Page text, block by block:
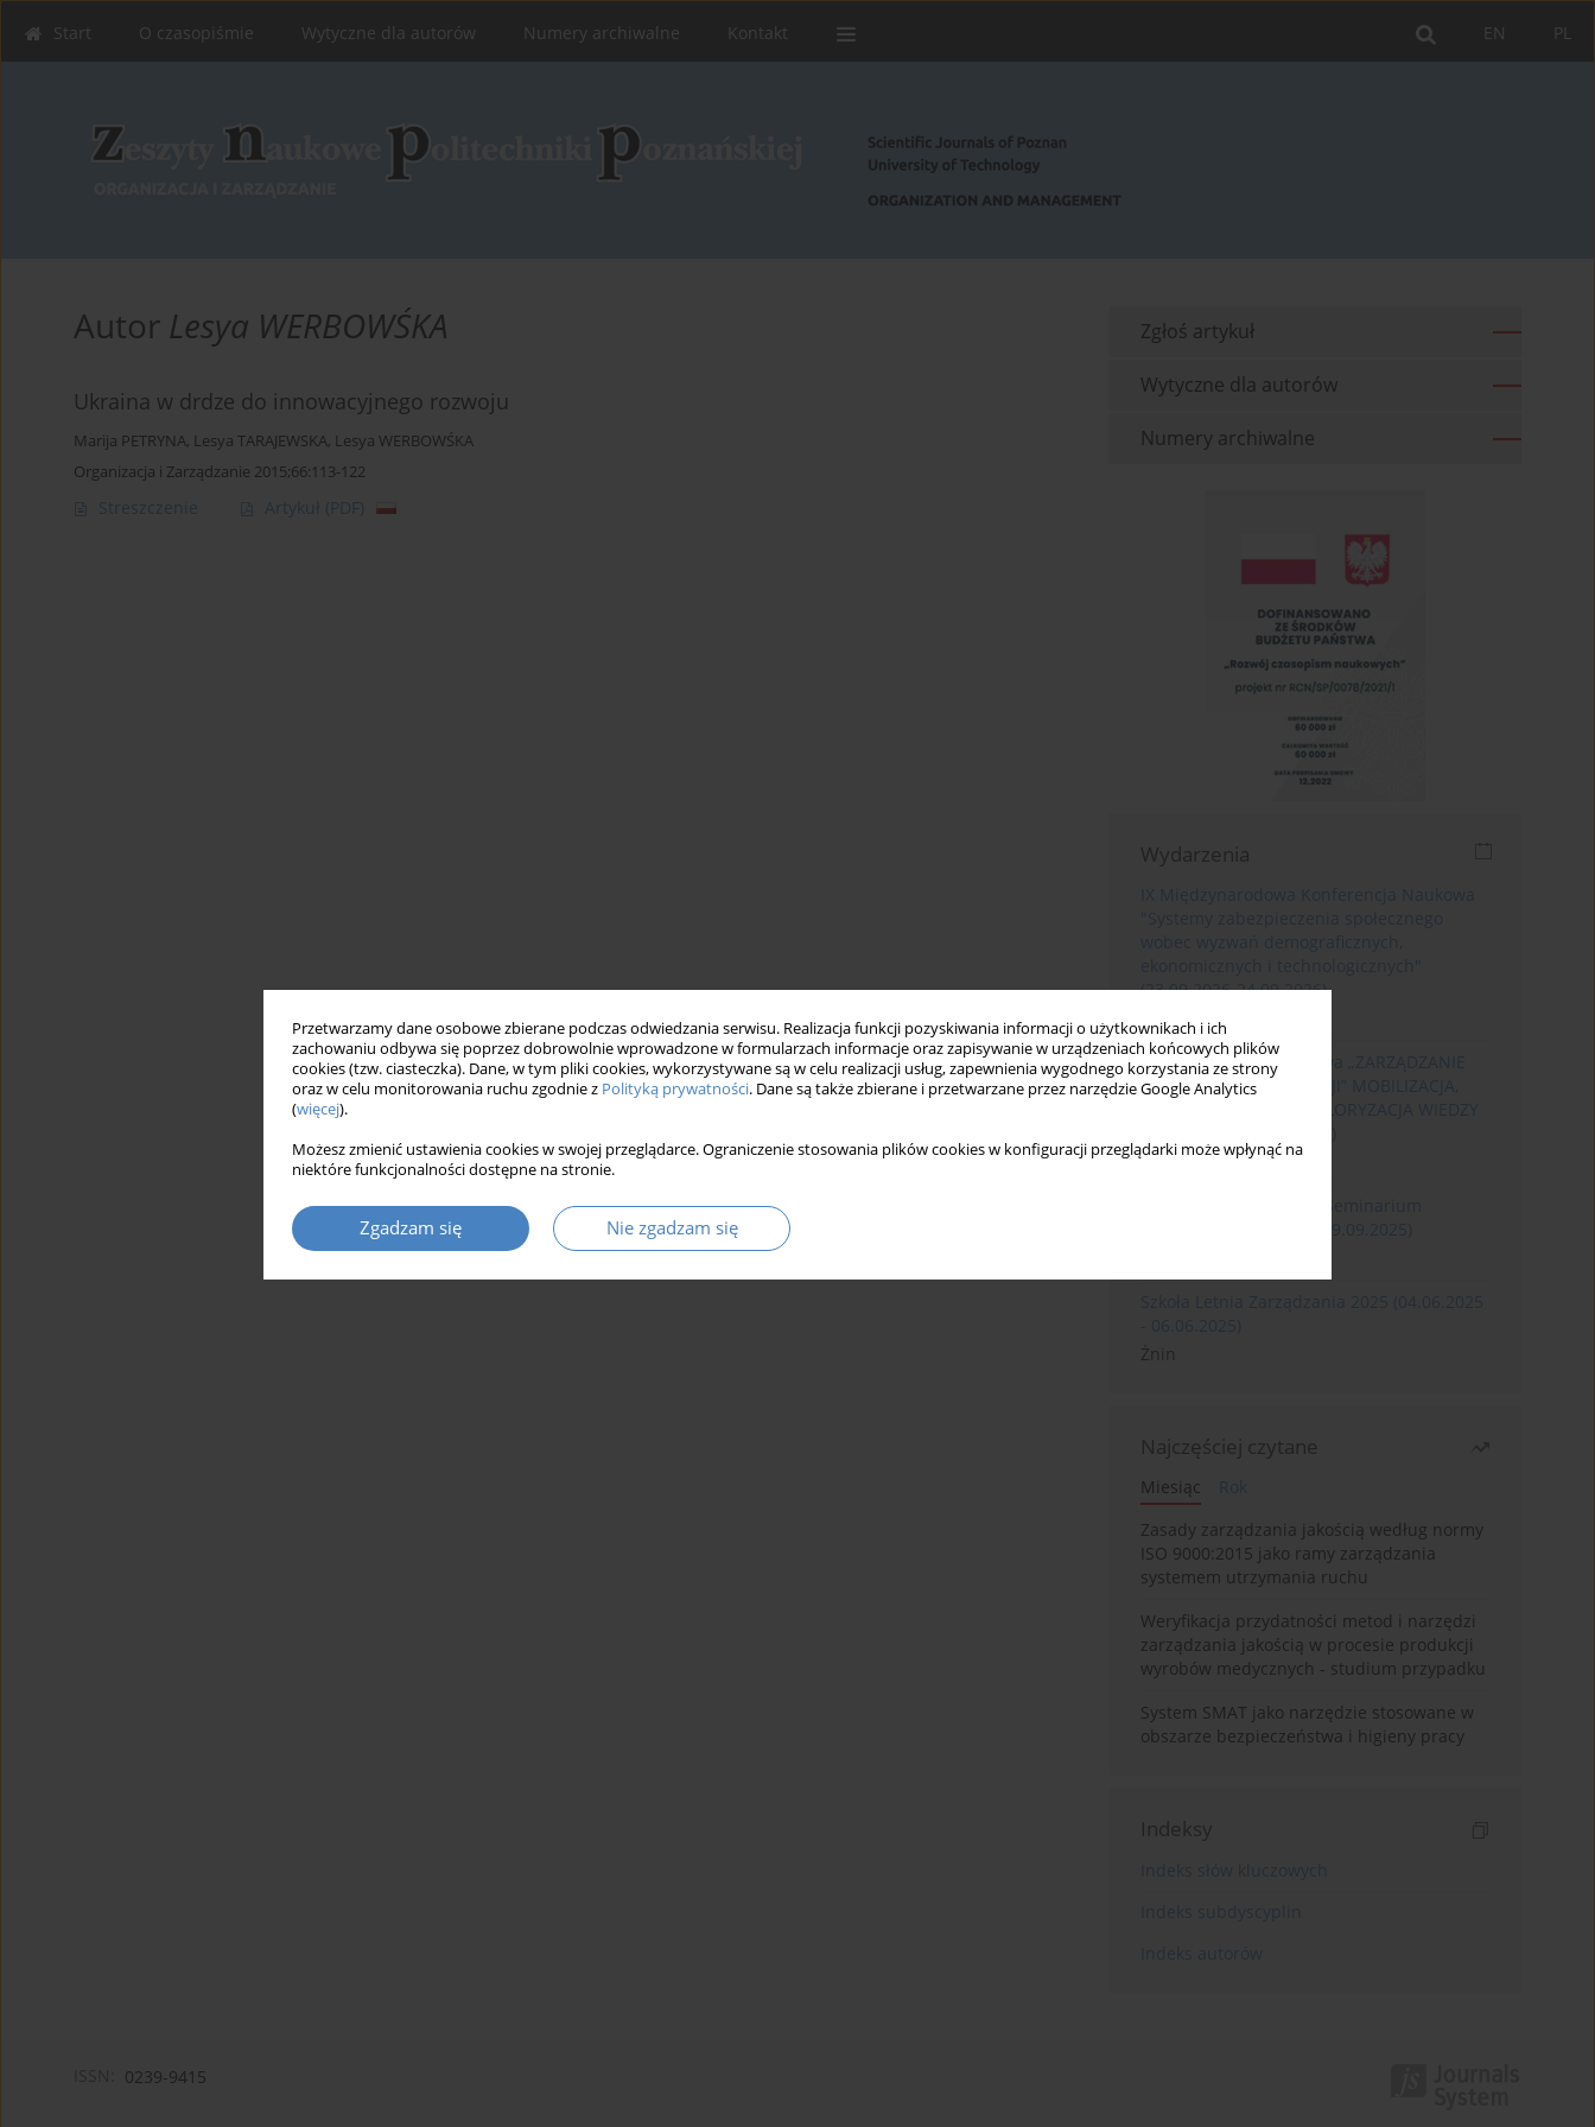
Przetwarzamy dane osobowe zbierane podczas odwiedzania serwisu. Realizacja funkcji pozyskiwania informacji o użytkownikach i ich
zachowaniu odbywa się poprzez dobrowolnie wprowadzone w formularzach informacje oraz zapisywanie w urządzeniach końcowych plików
cookies (tzw. ciasteczka). Dane, w tym pliki cookies, wykorzystywane są w celu realizacji usług, zapewnienia wygodnego korzystania ze strony
oraz w celu monitorowania ruchu zgodnie z Polityką prywatności. Dane są także zbierane i przetwarzane przez narzędzie Google Analytics
(więcej).
Możesz zmienić ustawienia cookies w swojej przeglądarce. Ograniczenie stosowania plików cookies w konfiguracji przeglądarki może wpłynąć na
niektóre funkcjonalności dostępne na stronie.
Zgadzam się Nie zgadzam się
PL
EN
Start O czasopiśmie Wytyczne dla autorów Numery archiwalne Kontakt
Autor Lesya WERBOWŚKA
Ukraina w drdze do innowacyjnego rozwoju
Marija PETRYNA, Lesya TARAJEWSKA, Lesya WERBOWŚKA
Organizacja i Zarządzanie 2015;66:113-122
Streszczenie Artykuł (PDF)
Zgłoś artykuł
Wytyczne dla autorów
Numery archiwalne
Wydarzenia
(23.09.2026-24.09.2026)
Poznań
XIII Konferencja Naukowa „ZARZĄDZANIE
ROZWOJEM ORGANIZACJI” MOBILIZACJA,
Szklarska Poręba
Żnin
Najczęściej czytane
Miesiąc
Zasady zarządzania jakością według normy
ISO 9000:2015 jako ramy zarządzania
systemem utrzymania ruchu
Weryfikacja przydatności metod i narzędzi
zarządzania jakością w procesie produkcji
wyrobów medycznych - studium przypadku
System SMAT jako narzędzie stosowane w
obszarze bezpieczeństwa i higieny pracy
Indeksy
0239-9415